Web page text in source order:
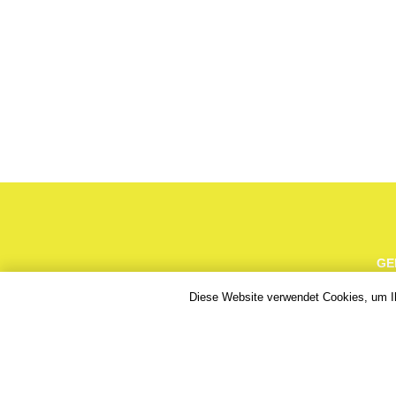
Diese Website verwendet Cookies, um